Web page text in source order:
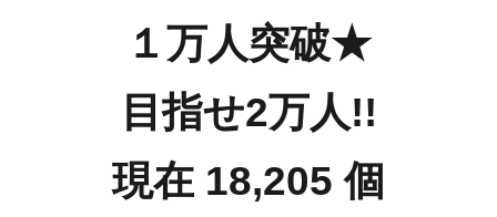
１万人突破★
目指せ2万人!!
現在 18,205 個